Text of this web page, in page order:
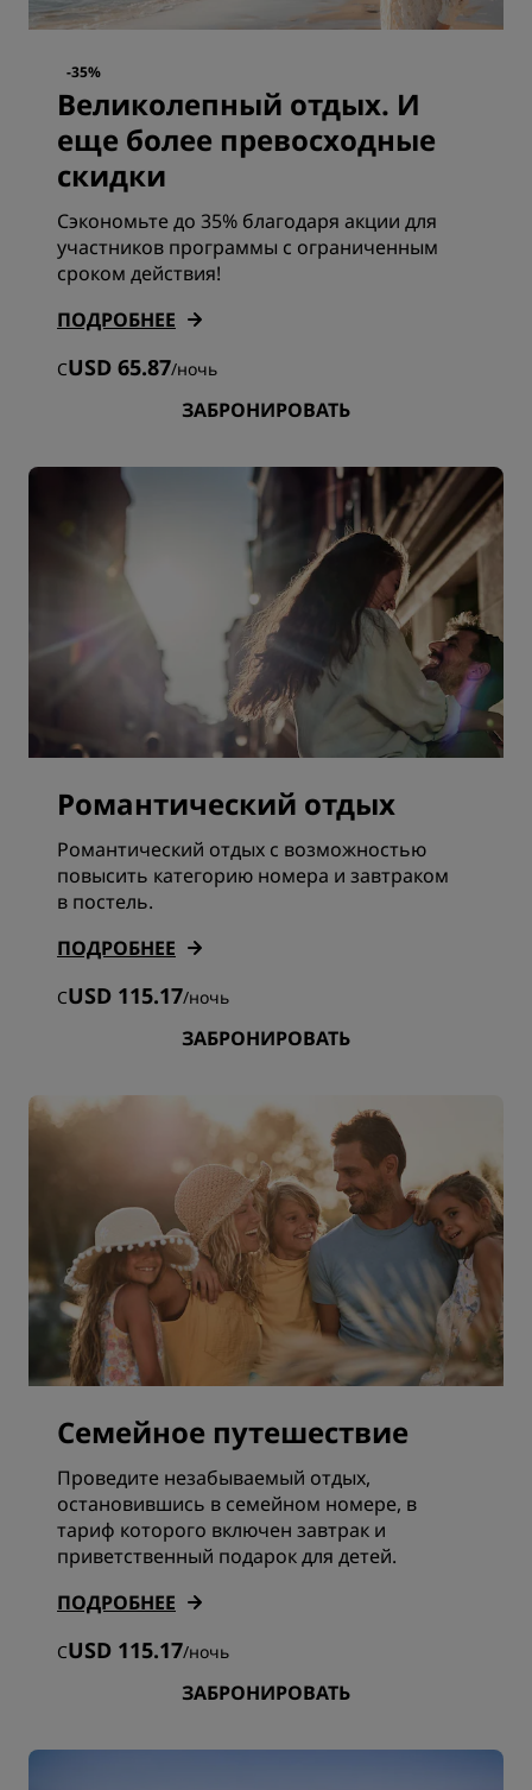
-35%
Великолепный отдых. И
еще более превосходные
скидки
Сэкономьте до 35% благодаря акции для
участников программы с ограниченным
сроком действия!
ПОДРОБНЕЕ
СUSD 65.87/ночь
ЗАБРОНИРОВАТЬ
Романтический отдых
Романтический отдых с возможностью
повысить категорию номера и завтраком
в постель.
ПОДРОБНЕЕ
СUSD 115.17/ночь
ЗАБРОНИРОВАТЬ
Семейное путешествие
Проведите незабываемый отдых,
остановившись в семейном номере, в
тариф которого включен завтрак и
приветственный подарок для детей.
ПОДРОБНЕЕ
СUSD 115.17/ночь
ЗАБРОНИРОВАТЬ